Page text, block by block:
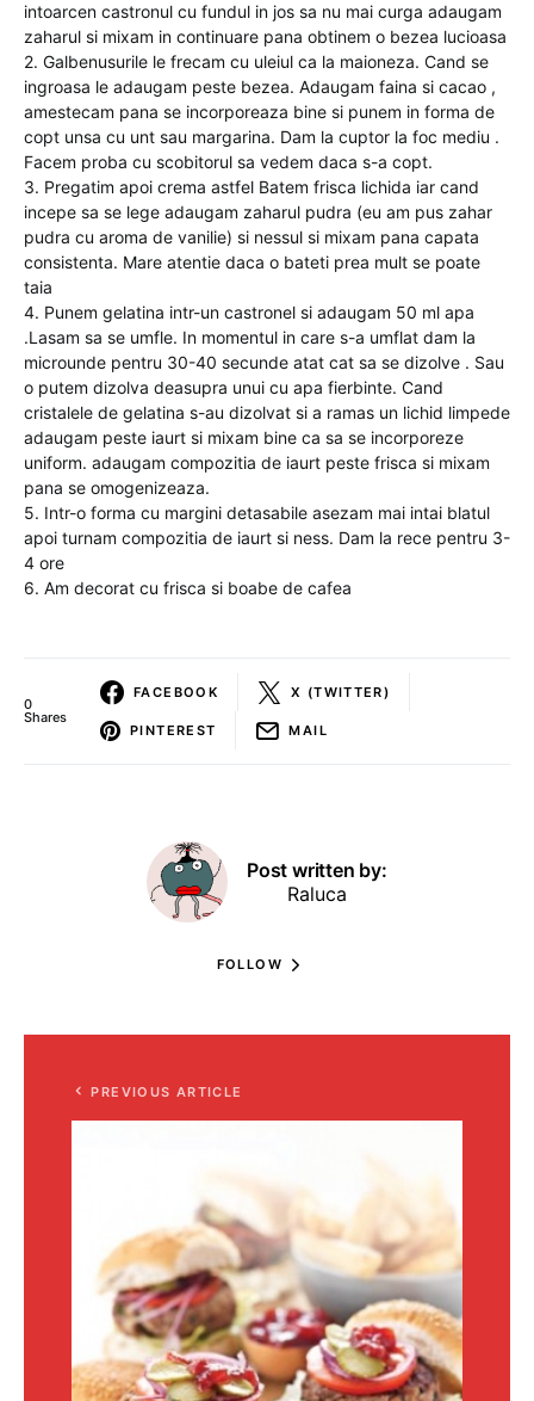
intoarcen castronul cu fundul in jos sa nu mai curga adaugam
zaharul si mixam in continuare pana obtinem o bezea lucioasa
2. Galbenusurile le frecam cu uleiul ca la maioneza. Cand se
ingroasa le adaugam peste bezea. Adaugam faina si cacao ,
amestecam pana se incorporeaza bine si punem in forma de
copt unsa cu unt sau margarina. Dam la cuptor la foc mediu .
Facem proba cu scobitorul sa vedem daca s-a copt.
3. Pregatim apoi crema astfel Batem frisca lichida iar cand
incepe sa se lege adaugam zaharul pudra (eu am pus zahar
pudra cu aroma de vanilie) si nessul si mixam pana capata
consistenta. Mare atentie daca o bateti prea mult se poate
taia
4. Punem gelatina intr-un castronel si adaugam 50 ml apa
.Lasam sa se umfle. In momentul in care s-a umflat dam la
microunde pentru 30-40 secunde atat cat sa se dizolve . Sau
o putem dizolva deasupra unui cu apa fierbinte. Cand
cristalele de gelatina s-au dizolvat si a ramas un lichid limpede
adaugam peste iaurt si mixam bine ca sa se incorporeze
uniform. adaugam compozitia de iaurt peste frisca si mixam
pana se omogenizeaza.
5. Intr-o forma cu margini detasabile asezam mai intai blatul
apoi turnam compozitia de iaurt si ness. Dam la rece pentru 3-
4 ore
6. Am decorat cu frisca si boabe de cafea
0
Shares
FACEBOOK X (TWITTER)
PINTEREST MAIL
Post written by:
Raluca
FOLLOW
PREVIOUS ARTICLE